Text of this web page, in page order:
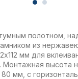
полотном,
из
мм для
Монтажная высота
мм, с